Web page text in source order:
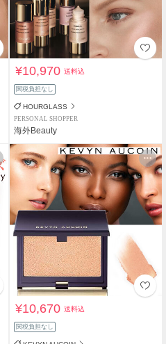
¥10,970送料込
関税負担なし
HOURGLASS
PERSONAL SHOPPER
海外Beauty
¥10,670送料込
関税負担なし